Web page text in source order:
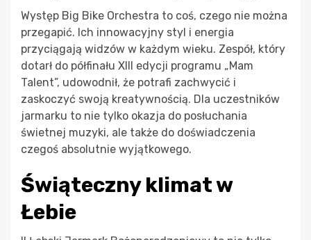
Występ Big Bike Orchestra to coś, czego nie można
przegapić. Ich innowacyjny styl i energia
przyciągają widzów w każdym wieku. Zespół, który
dotarł do półfinału XIII edycji programu „Mam
Talent”, udowodnił, że potrafi zachwycić i
zaskoczyć swoją kreatywnością. Dla uczestników
jarmarku to nie tylko okazja do posłuchania
świetnej muzyki, ale także do doświadczenia
czegoś absolutnie wyjątkowego.
Świąteczny klimat w
Łebie